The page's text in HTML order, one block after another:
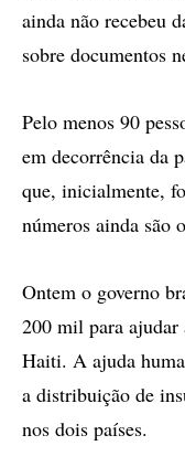
ainda não recebeu
sobre documentos
Pelo menos 90
em decorrência da
que, inicialmente,
números ainda são
Ontem o governo
200 mil para ajudar
Haiti. A ajuda
a distribuição de
nos dois países.